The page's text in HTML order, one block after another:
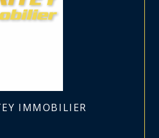
IMMOBILIER